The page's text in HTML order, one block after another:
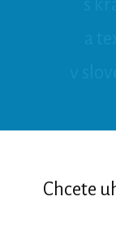
Chcete